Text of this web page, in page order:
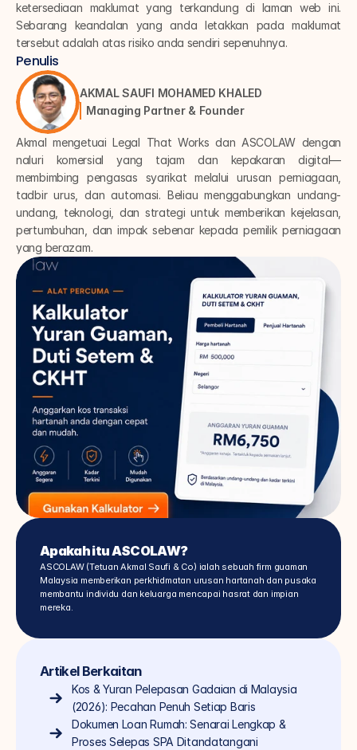
ketersediaan maklumat yang terkandung di laman web ini.
Sebarang keandalan yang anda letakkan pada maklumat
tersebut adalah atas risiko anda sendiri sepenuhnya.
Penulis
AKMAL SAUFI MOHAMED KHALED
Managing Partner & Founder
Akmal mengetuai Legal That Works dan ASCOLAW dengan
naluri komersial yang tajam dan kepakaran digital—
membimbing pengasas syarikat melalui urusan perniagaan,
tadbir urus, dan automasi. Beliau menggabungkan undang-
undang, teknologi, dan strategi untuk memberikan kejelasan,
pertumbuhan, dan impak sebenar kepada pemilik perniagaan
yang berazam.
Apakah itu ASCOLAW?
ASCOLAW (Tetuan Akmal Saufi & Co) ialah sebuah firm guaman
Malaysia memberikan perkhidmatan urusan hartanah dan pusaka
membantu individu dan keluarga mencapai hasrat dan impian
mereka.
Artikel Berkaitan
Kos & Yuran Pelepasan Gadaian di Malaysia
(2026): Pecahan Penuh Setiap Baris
Dokumen Loan Rumah: Senarai Lengkap &
Proses Selepas SPA Ditandatangani